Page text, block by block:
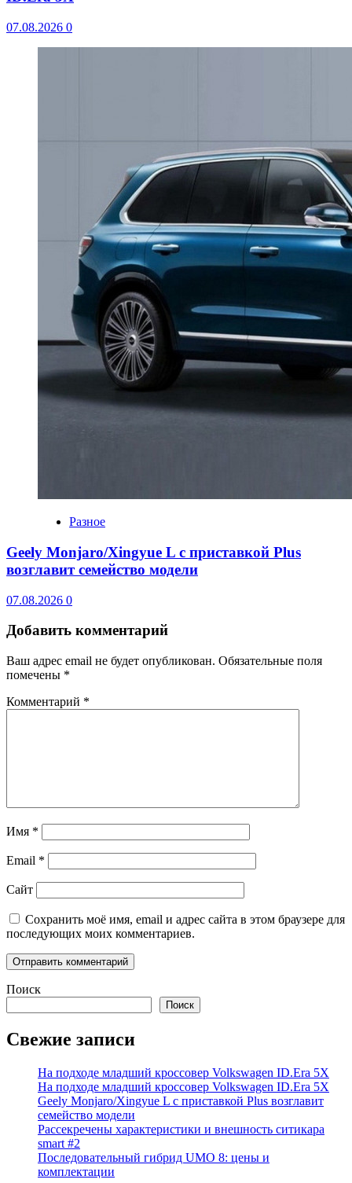
07.08.2026 0
Разное
Geely Monjaro/Xingyue L с приставкой Plus
возглавит семейство модели
07.08.2026 0
Добавить комментарий
Ваш адрес email не будет опубликован. Обязательные поля
помечены *
Комментарий *
Имя *
Email *
Сайт
Сохранить моё имя, email и адрес сайта в этом браузере для
последующих моих комментариев.
Поиск
Поиск
Свежие записи
На подходе младший кроссовер Volkswagen ID.Era 5X
На подходе младший кроссовер Volkswagen ID.Era 5X
Geely Monjaro/Xingyue L с приставкой Plus возглавит
семейство модели
Рассекречены характеристики и внешность ситикара
smart #2
Последовательный гибрид UMO 8: цены и
комплектации